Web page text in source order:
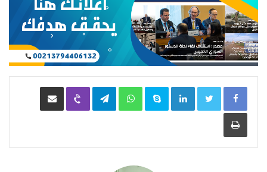
LinkedIn
Skype
WhatsApp
Telegram
Viber مشاركة عبر البريد
طباعة